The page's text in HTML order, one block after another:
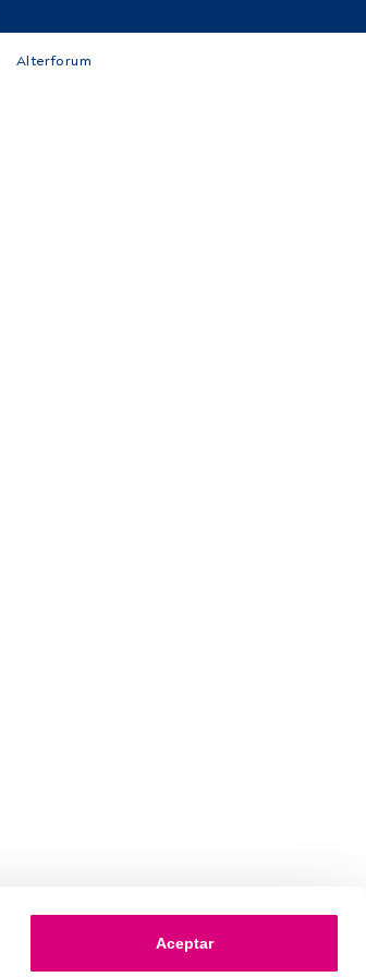
Aceptar
Alterforum